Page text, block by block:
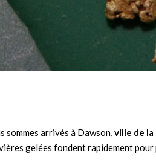
sommes arrivés à Dawson,ville de la
gelées fondent rapidement